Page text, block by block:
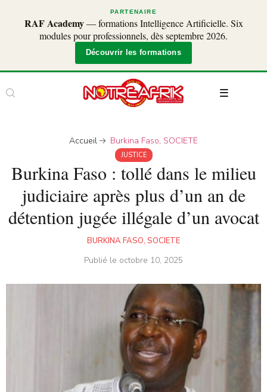
PARTENAIRE
RAF Academy— formations Intelligence Artificielle. Six
modules pour professionnels, dès septembre 2026.
Découvrir les formations
Accueil Burkina Faso, SOCIETE
JUSTICE
Burkina Faso : tollé dans le milieu
judiciaire après plus d’un an de
détention jugée illégale d’un avocat
BURKINA FASO, SOCIETE
Publié le octobre 10, 2025